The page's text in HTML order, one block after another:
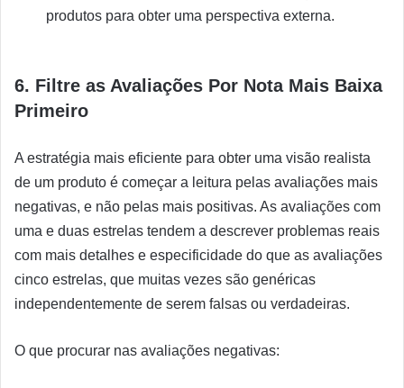
produtos para obter uma perspectiva externa.
6. Filtre as Avaliações Por Nota Mais Baixa
Primeiro
A estratégia mais eficiente para obter uma visão realista
de um produto é começar a leitura pelas avaliações mais
negativas, e não pelas mais positivas. As avaliações com
uma e duas estrelas tendem a descrever problemas reais
com mais detalhes e especificidade do que as avaliações
cinco estrelas, que muitas vezes são genéricas
independentemente de serem falsas ou verdadeiras.
O que procurar nas avaliações negativas: